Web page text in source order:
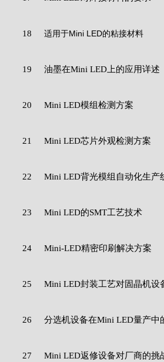
18 适用于Mini LED的粘接材料
19 油墨在Mini LED上的应用详述
20 Mini LED模组检测方案
21 Mini LED芯片外观检测方案
22 Mini LED背光模组自动化生产
23 Mini LED的SMT工艺技术
24 Mini-LED精密印刷解决方案
25 Mini LED封装工艺对固晶机设
26 分选机设备在Mini LED量产中
27 Mini LED返修设备对厂商的挑